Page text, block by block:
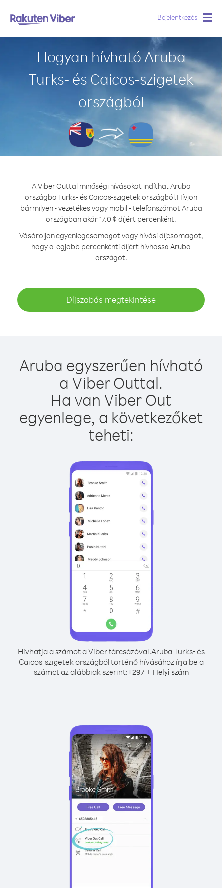
Bejelentkezés
Hogyan hívható Aruba
Turks- és Caicos-szigetek
országból
A Viber Outtal minőségi hívásokat indíthat Aruba
országba Turks- és Caicos-szigetek országból.Hívjon
bármilyen - vezetékes vagy mobil - telefonszámot Aruba
országban akár 17.0 ¢ díjért percenként.
Vásároljon egyenlegcsomagot vagy hívási díjcsomagot,
hogy a legjobb percenkénti díjért hívhassa Aruba
országot.
Díjszabás megtekintése
Aruba egyszerűen hívható
a Viber Outtal.
Ha van Viber Out
egyenlege, a következőket
teheti:
Hívhatja a számot a Viber tárcsázóval.Aruba Turks- és
Caicos-szigetek országból történő hívásához írja be a
számot az alábbiak szerint:+297+ Helyi szám